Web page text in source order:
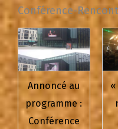
Conférence-
Annoncé au
programme :
Conférence